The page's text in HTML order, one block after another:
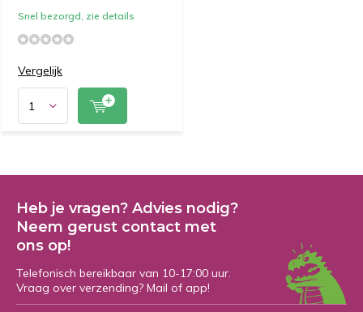
Snel bezorgd, zie details
Vergelijk
Heb je vragen? Advies nodig?
Neem gerust contact met
ons op!
Telefonisch bereikbaar van 10-17:00 uur.
Vraag over verzending? Mail of app!